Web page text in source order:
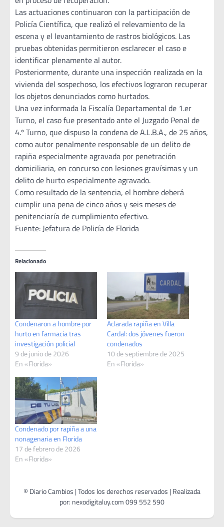
Las actuaciones continuaron con la participación de
Policía Científica, que realizó el relevamiento de la
escena y el levantamiento de rastros biológicos. Las
pruebas obtenidas permitieron esclarecer el caso e
identificar plenamente al autor.
Posteriormente, durante una inspección realizada en la
vivienda del sospechoso, los efectivos lograron recuperar
los objetos denunciados como hurtados.
Una vez informada la Fiscalía Departamental de 1.er
Turno, el caso fue presentado ante el Juzgado Penal de
4.º Turno, que dispuso la condena de A.L.B.A., de 25 años,
como autor penalmente responsable de un delito de
rapiña especialmente agravada por penetración
domiciliaria, en concurso con lesiones gravísimas y un
delito de hurto especialmente agravado.
Como resultado de la sentencia, el hombre deberá
cumplir una pena de cinco años y seis meses de
penitenciaría de cumplimiento efectivo.
Fuente: Jefatura de Policía de Florida
Relacionado
Condenaron a hombre por
hurto en farmacia tras
investigación policial
9 de junio de 2026
En «Florida»
Aclarada rapiña en Villa
Cardal: dos jóvenes fueron
condenados
10 de septiembre de 2025
En «Florida»
Condenado por rapiña a una
nonagenaria en Florida
17 de febrero de 2026
En «Florida»